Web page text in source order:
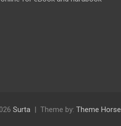
Surta Theme by: Theme Horse